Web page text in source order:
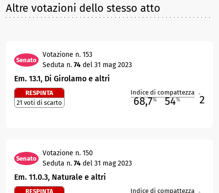
Altre votazioni dello stesso atto
Senato
Votazione n. 153
Seduta n. 74 del 31 mag 2023
Em. 13.1, Di Girolamo e altri
RESPINTA
21 voti di scarto
Indice di compattezza
68,7% 54% 2
Senato
Votazione n. 150
Seduta n. 74 del 31 mag 2023
Em. 11.0.3, Naturale e altri
RESPINTA Indice di compattezza